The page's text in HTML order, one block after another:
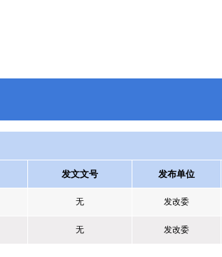
发文文号 发布单位
无 发改委
无 发改委